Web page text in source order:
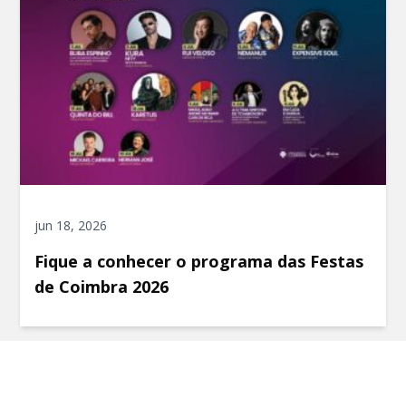
jun 18, 2026
Fique a conhecer o programa das Festas
de Coimbra 2026